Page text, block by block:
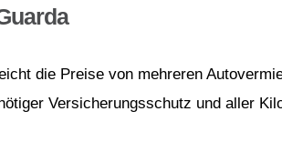
die Preise von mehreren
Versicherungsschutz und aller